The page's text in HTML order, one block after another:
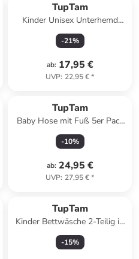
TupTam
Kinder Unisex Unterhemd
Langarm 3er Pack in
schwarz/weiß
-21%
ab: 17,95 €
UVP: 22,95 €*
TupTam
Baby Hose mit Fuß 5er Pack
in hellblau
-10%
ab: 24,95 €
UVP: 27,95 €*
TupTam
Kinder Bettwäsche 2-Teilig in
rosa Modell 1
-15%